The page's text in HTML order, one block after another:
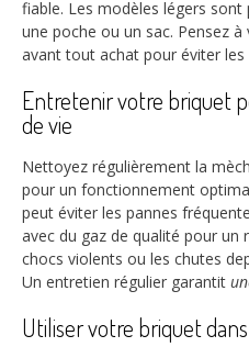
fiable. Les modèles légers
une poche ou un sac. Pensez à
avant tout achat pour éviter les
Entretenir votre briquet
de vie
Nettoyez régulièrement la
pour un fonctionnement
peut éviter les pannes
avec du gaz de qualité pour un
chocs violents ou les chutes
Un entretien régulier garantit
Utiliser votre briquet